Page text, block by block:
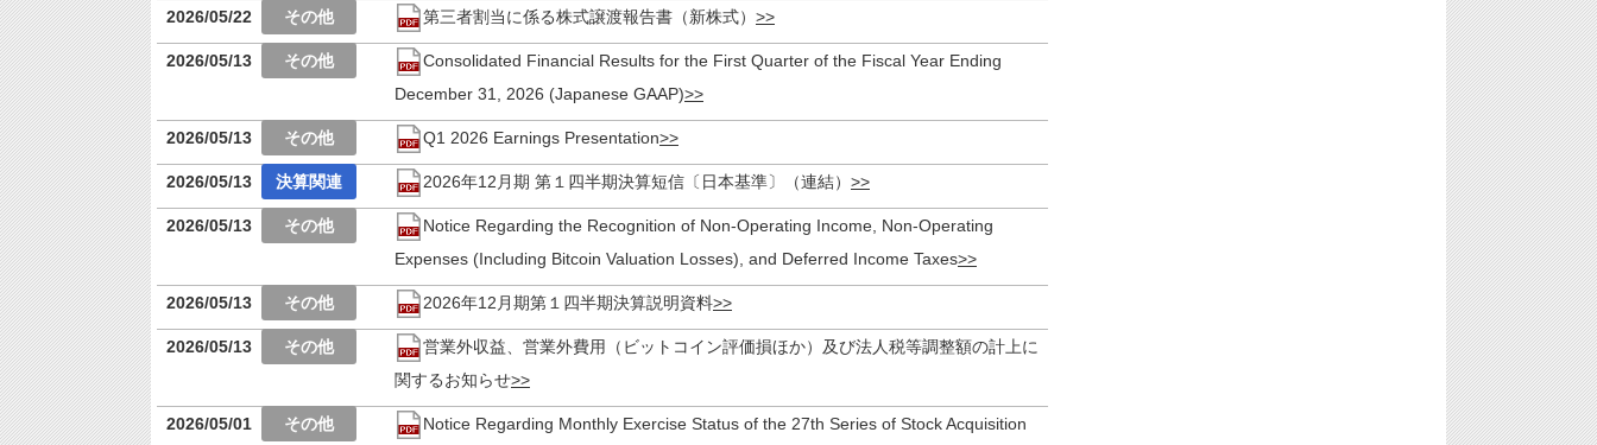
2026/05/22 第三者割当に係る株式譲渡報告書（新株式）
2026/05/13
Consolidated Financial Results for the First Quarter of the Fiscal Year Ending
December 31, 2026 (Japanese GAAP)
2026/05/13 Q1 2026 Earnings Presentation
2026/05/13 2026年12月期 第１四半期決算短信〔日本基準〕（連結）
2026/05/13
Notice Regarding the Recognition of Non-Operating Income, Non-Operating
Expenses (Including Bitcoin Valuation Losses), and Deferred Income Taxes
2026/05/13 2026年12月期第１四半期決算説明資料
2026/05/13
営業外収益、営業外費用（ビットコイン評価損ほか）及び法人税等調整額の計上に
関するお知らせ
2026/05/01
Notice Regarding Monthly Exercise Status of the 27th Series of Stock Acquisition